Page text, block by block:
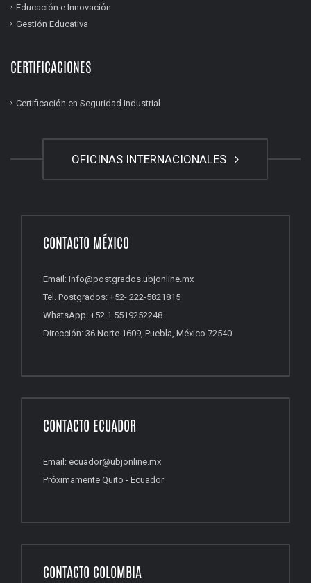
Educación e Innovación
Gestión Educativa
CERTIFICACIONES
Certificación en Seguridad Industrial
OFICINAS INTERNACIONALES
CONTACTO MÉXICO
Email: info@postgrados.ubjonline.mx
Tel. Postgrados: +52- 222-5821815
WhatsApp: +52 1 5519252248
Dirección: 36 Norte 1609, Puebla, México 72540
CONTACTO ECUADOR
Email: ecuador@ubjonline.mx
Próximamente Quito - Ecuador
CONTACTO COLOMBIA